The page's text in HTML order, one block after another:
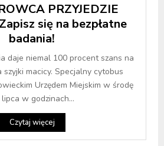
PRZYJEDZIE
się na bezpłatne
badania!
daje niemal 100 procent szans na
macicy. Specjalny cytobus
Urzędem Miejskim w środę
lipca w godzinach...
Czytaj więcej